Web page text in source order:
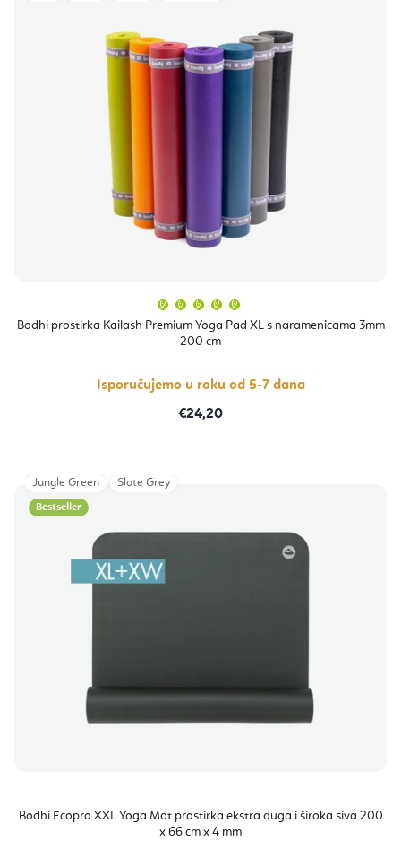
Bodhi prostirka Kailash Premium Yoga Pad XL s naramenicama 3mm
200 cm
proizvoda
je
zvjezdica.
Isporučujemo u roku od 5-7 dana
€24,20
Bestseller
Bodhi Ecopro XXL Yoga Mat prostirka ekstra duga i široka siva 200
x 66 cm x 4 mm
Jungle Green Slate Grey